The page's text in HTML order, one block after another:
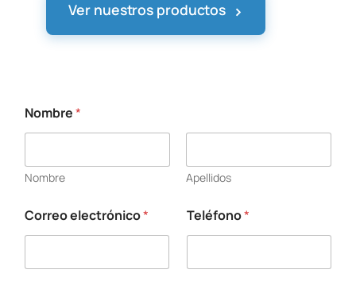
Ver nuestros productos ›
Nombre*
Nombre Apellidos
Correo electrónico* Teléfono*